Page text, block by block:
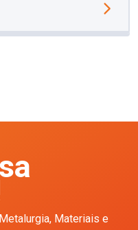
Materiais e